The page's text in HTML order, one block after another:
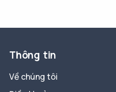
Thông tin
Về chúng tôi